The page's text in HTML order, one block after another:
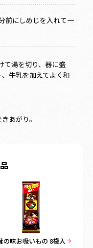
前にしめじを入れて一
て湯を切り、器に盛
牛乳を加えてよく和
あがり。
の味お吸いもの 8袋入